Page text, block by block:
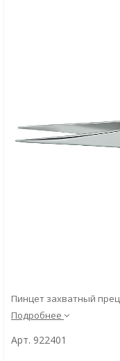
Пинцет захватный
Подробнее
Арт. 922401